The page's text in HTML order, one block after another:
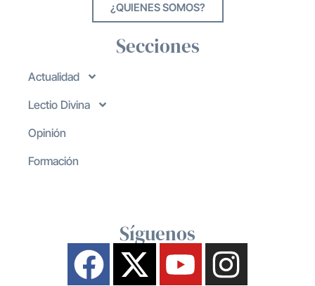
¿QUIENES SOMOS?
Secciones
Actualidad
Lectio Divina
Opinión
Formación
Síguenos